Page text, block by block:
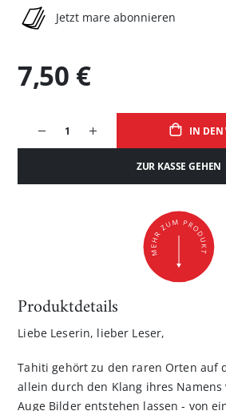
Jetzt mare abonnieren
IN DEN
ZUR KASSE GEHEN
7,50 €
Produktdetails
Liebe Leserin, lieber Leser,
Tahiti gehört zu den raren Orten auf
allein durch den Klang ihres Namens
Auge Bilder entstehen lassen - von